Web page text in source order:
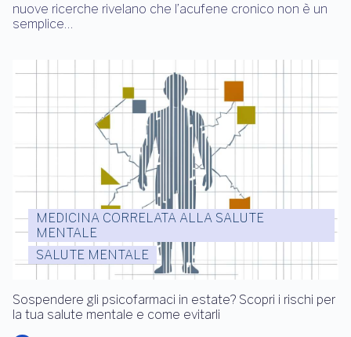
nuove ricerche rivelano che l’acufene cronico non è un
semplice…
MEDICINA CORRELATA ALLA SALUTE
MENTALE
SALUTE MENTALE
Sospendere gli psicofarmaci in estate? Scopri i rischi per
la tua salute mentale e come evitarli